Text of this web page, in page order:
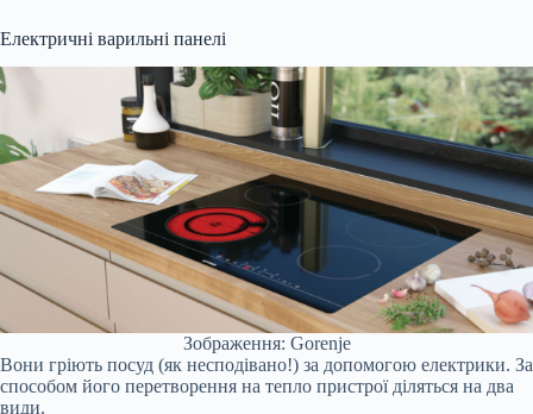
Електричні варильні панелі
Зображення: Gorenje
Вони гріють посуд (як несподівано!) за допомогою електрики. За
способом його перетворення на тепло пристрої діляться на два
види.